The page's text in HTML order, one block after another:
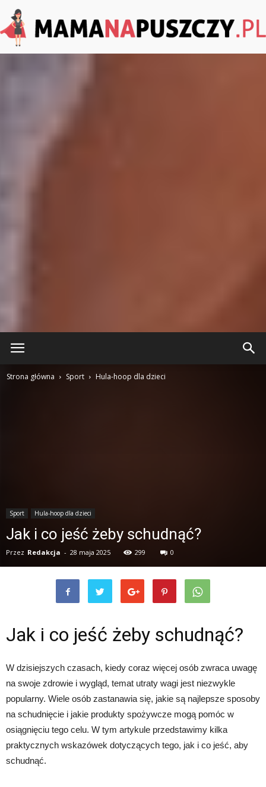
Strona główna Sport Hula-hoop dla dzieci
Sport Hula-hoop dla dzieci
Jak i co jeść żeby schudnąć?
Przez Redakcja - 28 maja 2025 299 0
Jak i co jeść żeby schudnąć?
W dzisiejszych czasach, kiedy coraz więcej osób zwraca uwagę
na swoje zdrowie i wygląd, temat utraty wagi jest niezwykle
popularny. Wiele osób zastanawia się, jakie są najlepsze sposoby
na schudnięcie i jakie produkty spożywcze mogą pomóc w
osiągnięciu tego celu. W tym artykule przedstawimy kilka
praktycznych wskazówek dotyczących tego, jak i co jeść, aby
schudnąć.